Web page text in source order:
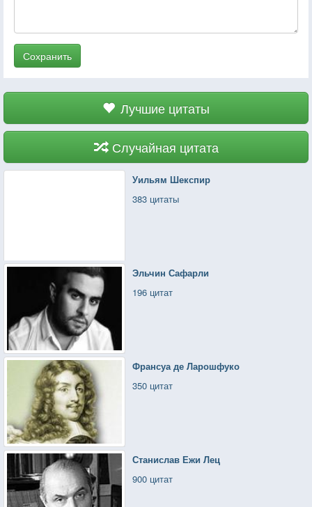
Сохранить
Лучшие цитаты
Случайная цитата
Уильям Шекспир
383 цитаты
Эльчин Сафарли
196 цитат
Франсуа де Ларошфуко
350 цитат
Станислав Ежи Лец
900 цитат